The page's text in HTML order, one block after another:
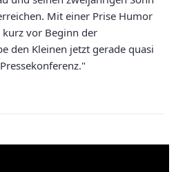
Mit einer Prise Humor
vor Beginn der
den Kleinen jetzt gerade quasi